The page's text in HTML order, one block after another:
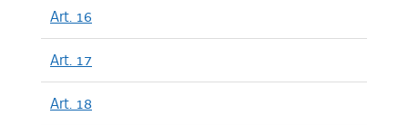
Art. 16
Art. 17
Art. 18